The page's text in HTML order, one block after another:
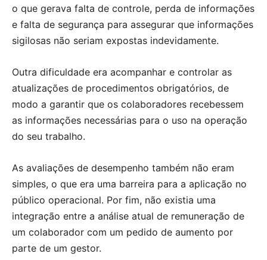
o que gerava falta de controle, perda de informações
e falta de segurança para assegurar que informações
sigilosas não seriam expostas indevidamente.
Outra dificuldade era acompanhar e controlar as
atualizações de procedimentos obrigatórios, de
modo a garantir que os colaboradores recebessem
as informações necessárias para o uso na operação
do seu trabalho.
As avaliações de desempenho também não eram
simples, o que era uma barreira para a aplicação no
público operacional. Por fim, não existia uma
integração entre a análise atual de remuneração de
um colaborador com um pedido de aumento por
parte de um gestor.